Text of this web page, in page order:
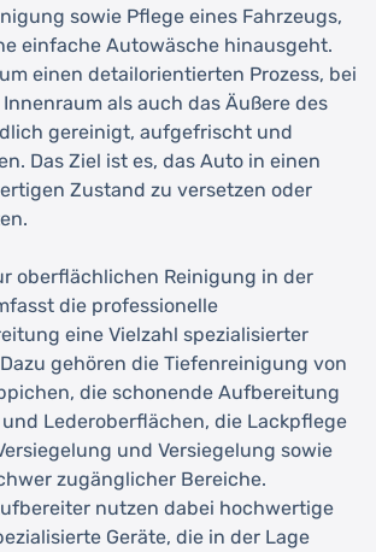
sowie Pflege eines Fahrzeugs,
einfache Autowäsche hinausgeht.
einen detailorientierten Prozess, bei
als auch das Äußere des
gereinigt, aufgefrischt und
Das Ziel ist es, das Auto in einen
Zustand zu versetzen oder
oberflächlichen Reinigung in der
die professionelle
eine Vielzahl spezialisierter
gehören die Tiefenreinigung von
die schonende Aufbereitung
Lederoberflächen, die Lackpflege
und Versiegelung sowie
zugänglicher Bereiche.
nutzen dabei hochwertige
Geräte, die in der Lage